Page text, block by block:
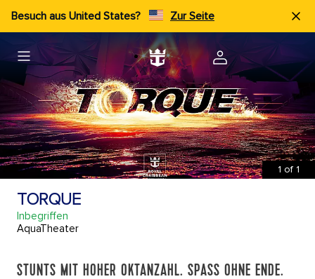
Besuch aus United States? Zur Seite
1 of 1
TORQUE
Inbegriffen
AquaTheater
STUNTS MIT HOHER OKTANZAHL. SPASS OHNE ENDE.